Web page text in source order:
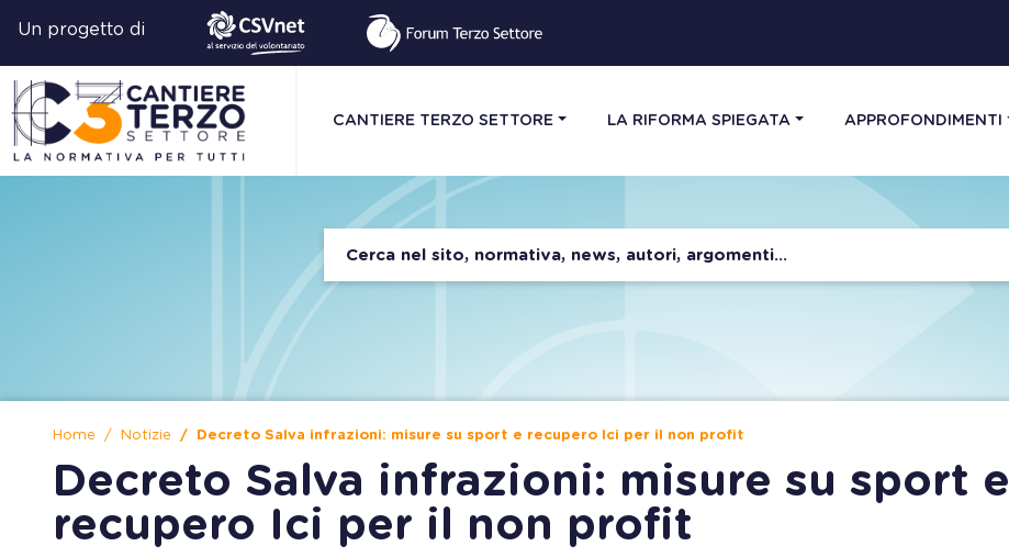
Un progetto di
CANTIERE TERZO SETTORE LA RIFORMA SPIEGATA APPROFONDIMENTI
Home Notizie Decreto Salva infrazioni: misure su sport e recupero Ici per il non profit
Decreto Salva infrazioni: misure su sport e
recupero Ici per il non profit